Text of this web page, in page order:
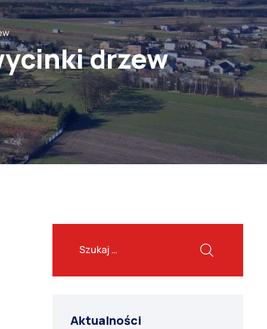
drzew
Aktualności